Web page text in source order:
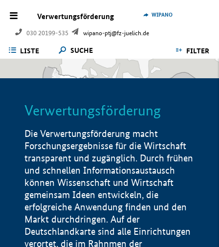
Verwertungsförderung
030 20199-535 wipano-ptj@fz-juelich.de
WIPANO
LISTE SUCHE FILTER
Verwertungsförderung
Die Verwertungsförderung macht
Forschungsergebnisse für die Wirtschaft
transparent und zugänglich. Durch frühen
und schnellen Informationsaustausch
können Wissenschaft und Wirtschaft
gemeinsam Ideen entwickeln, die
erfolgreiche Anwendung finden und den
Markt durchdringen. Auf der
Deutschlandkarte sind alle Einrichtungen
verortet, die im Rahnmen der